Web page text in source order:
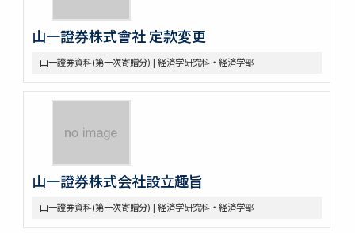
山一證券株式會社 定款変更
山一證券資料(第一次寄贈分) | 経済学研究科・経済学部
山一證券株式会社設立趣旨
山一證券資料(第一次寄贈分) | 経済学研究科・経済学部